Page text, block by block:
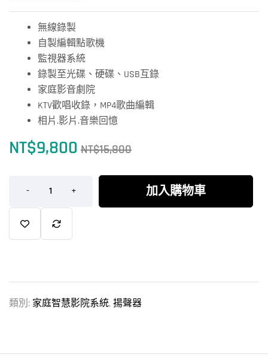
無線錄製
自製編輯點歌機
監視器系統
錄製至光碟、硬碟、USB互錄
家庭影音劇院
KTV歡唱收錄，MP4歌曲編輯
相片.影片.音樂回憶
NT$15,800
NT$9,800
- + 加入購物車
類別: 家庭智慧影院系統, 揚聲器